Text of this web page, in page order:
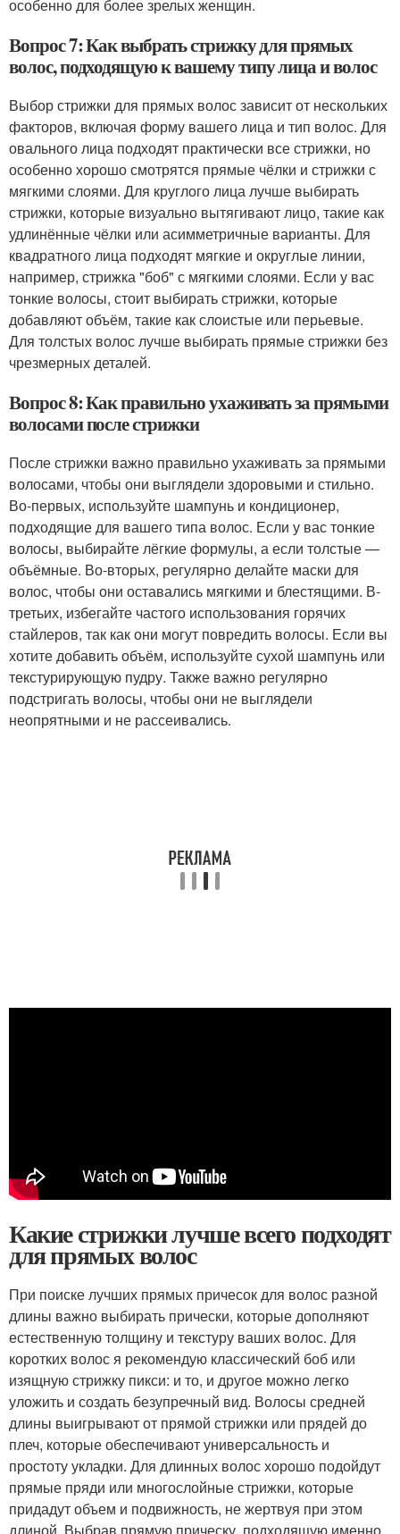
особенно для более зрелых женщин.
Вопрос 7: Как выбрать стрижку для прямых
волос, подходящую к вашему типу лица и волос
Выбор стрижки для прямых волос зависит от нескольких
факторов, включая форму вашего лица и тип волос. Для
овального лица подходят практически все стрижки, но
особенно хорошо смотрятся прямые чёлки и стрижки с
мягкими слоями. Для круглого лица лучше выбирать
стрижки, которые визуально вытягивают лицо, такие как
удлинённые чёлки или асимметричные варианты. Для
квадратного лица подходят мягкие и округлые линии,
например, стрижка "боб" с мягкими слоями. Если у вас
тонкие волосы, стоит выбирать стрижки, которые
добавляют объём, такие как слоистые или перьевые.
Для толстых волос лучше выбирать прямые стрижки без
чрезмерных деталей.
Вопрос 8: Как правильно ухаживать за прямыми
волосами после стрижки
После стрижки важно правильно ухаживать за прямыми
волосами, чтобы они выглядели здоровыми и стильно.
Во-первых, используйте шампунь и кондиционер,
подходящие для вашего типа волос. Если у вас тонкие
волосы, выбирайте лёгкие формулы, а если толстые —
объёмные. Во-вторых, регулярно делайте маски для
волос, чтобы они оставались мягкими и блестящими. В-
третьих, избегайте частого использования горячих
стайлеров, так как они могут повредить волосы. Если вы
хотите добавить объём, используйте сухой шампунь или
текстурирующую пудру. Также важно регулярно
подстригать волосы, чтобы они не выглядели
неопрятными и не рассеивались.
Какие стрижки лучше всего подходят
для прямых волос
При поиске лучших прямых причесок для волос разной
длины важно выбирать прически, которые дополняют
естественную толщину и текстуру ваших волос. Для
коротких волос я рекомендую классический боб или
изящную стрижку пикси: и то, и другое можно легко
уложить и создать безупречный вид. Волосы средней
длины выигрывают от прямой стрижки или прядей до
плеч, которые обеспечивают универсальность и
простоту укладки. Для длинных волос хорошо подойдут
прямые пряди или многослойные стрижки, которые
придадут объем и подвижность, не жертвуя при этом